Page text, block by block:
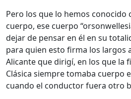
Pero los que lo hemos conocido
cuerpo, ese cuerpo
dejar de pensar en él en su
para quien esto firma los largos
Alicante que dirigí, en los que la
Clásica siempre tomaba cuerpo
cuando el conductor fuera otro